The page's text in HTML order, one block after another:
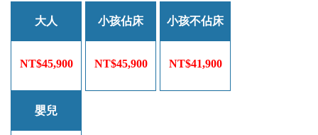
大人
NT$45,900
小孩佔床
NT$45,900
小孩不佔床
NT$41,900
嬰兒